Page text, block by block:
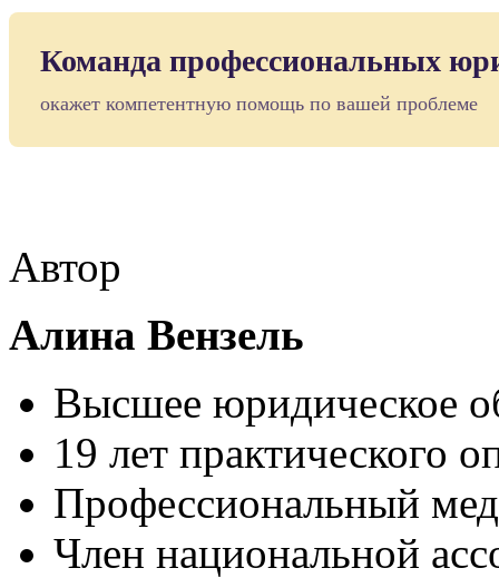
Команда профессиональных
окажет компетентную помощь по вашей проблеме
Автор
Алина Вензель
Высшее юридическое
19 лет практического
Профессиональный
Член национальной